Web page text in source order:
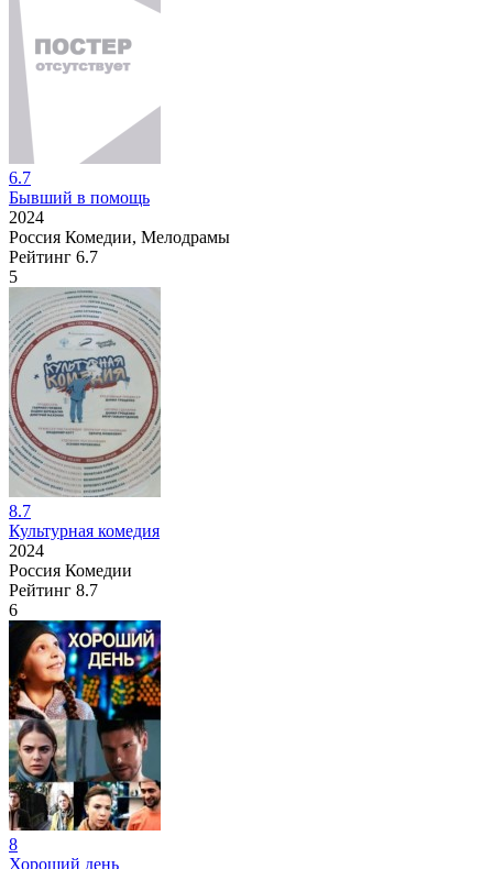
6.7
Бывший в помощь
2024
Россия Комедии, Мелодрамы
Рейтинг 6.7
5
8.7
Культурная комедия
2024
Россия Комедии
Рейтинг 8.7
6
8
Хороший день